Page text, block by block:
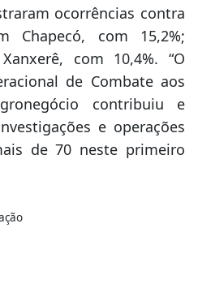
ocorrências contra
Chapecó, com 15,2%;
com 10,4%. “O
de Combate aos
contribuiu e
e operações
de 70 neste primeiro